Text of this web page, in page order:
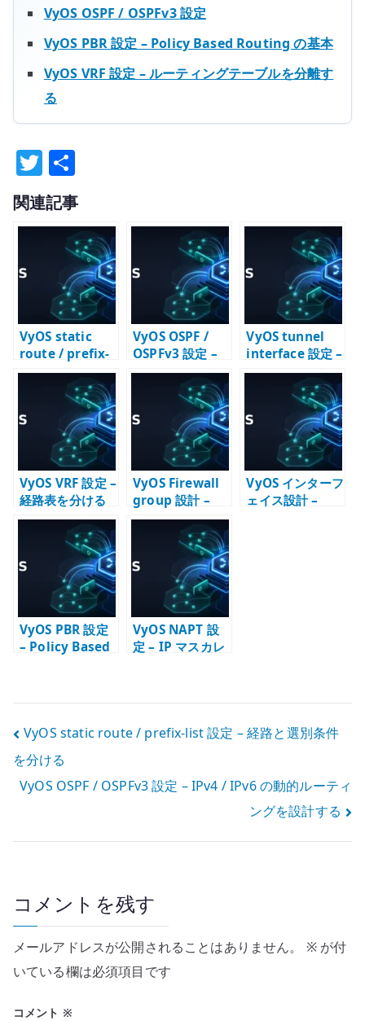
VyOS OSPF / OSPFv3 設定
VyOS PBR 設定 – Policy Based Routing の基本
VyOS VRF 設定 – ルーティングテーブルを分離す
る
T
w
it
te
有
関連記事
VyOS static
route / prefix-
list 設定 – 経路
と選別条件を分
VyOS OSPF /
OSPFv3 設定 –
IPv4 / IPv6 の動
的ルーティング
を設計する
VyOS tunnel
interface 設定 –
GRE / IP6GRE
を経路設計に組
VyOS VRF 設定 –
経路表を分ける
設計と確認
VyOS Firewall
group 設計 –
address-group
/ port-group /
interface-
group を確認す
VyOS インターフ
ェイス設計 –
VyOS PBR 設定
– Policy Based
VyOS NAPT 設
定 – IP マスカレ
投
稿
ナ
ビ
ー
シ
ョ
ン
VyOS static route / prefix-list 設定 – 経路と選別条件
を分ける
VyOS OSPF / OSPFv3 設定 – IPv4 / IPv6 の動的ルーティ
ングを設計する
コメントを残す
メールアドレスが公開されることはありません。 ※が付
いている欄は必須項目です
コメント ※